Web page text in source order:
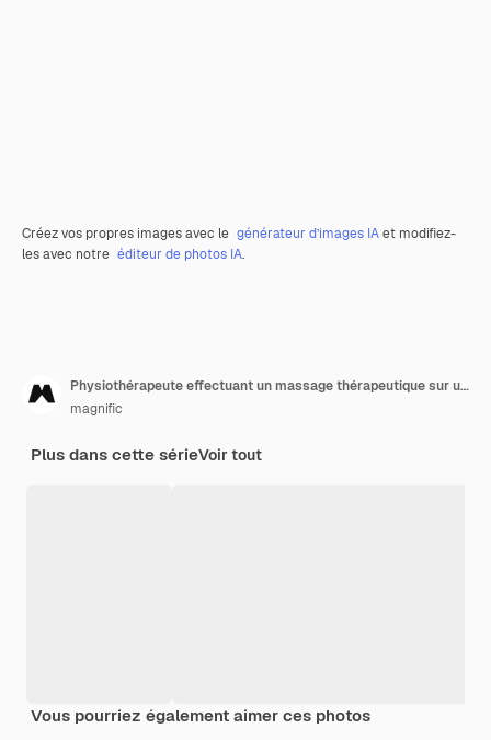
Créez vos propres images avec le générateur d’images IAet modifiez-
les avec notre éditeur de photos IA.
Physiothérapeute effectuant un massage thérapeutique sur un client masculin
magnific
Plus dans cette sérieVoir tout
Vous pourriez également aimer ces photos